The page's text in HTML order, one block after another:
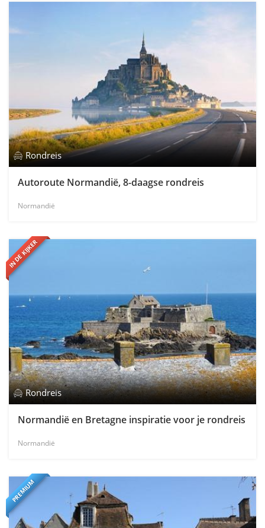
Rondreis
Autoroute Normandië, 8-daagse rondreis
Normandië
IN DE KIJKER
Rondreis
Normandië en Bretagne inspiratie voor je rondreis
Normandië
PREMIUM